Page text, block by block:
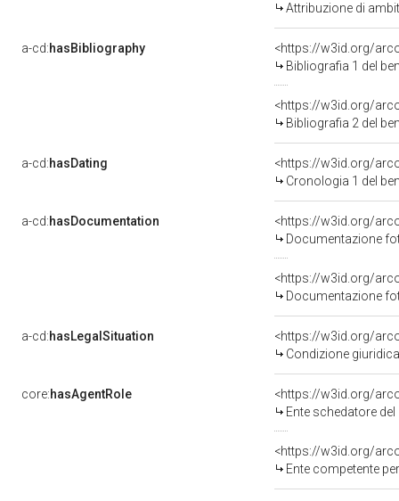
Attribuzione di
a-cd:hasBibliography
<https://w3id.org/
Bibliografia 1 del
<https://w3id.org/
Bibliografia 2 del
a-cd:hasDating
<https://w3id.org/
Cronologia 1 del
a-cd:hasDocumentation
Documentazione
Documentazione
a-cd:hasLegalSituation
Condizione
core:hasAgentRole
<https://w3id.org/
Ente schedatore del bene
<https://w3id.org/
Ente competente per